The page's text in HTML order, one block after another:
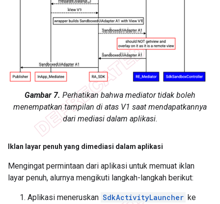
Gambar 7. Perhatikan bahwa mediator tidak boleh
menempatkan tampilan di atas V1 saat mendapatkannya
dari mediasi dalam aplikasi.
Iklan layar penuh yang dimediasi dalam aplikasi
Mengingat permintaan dari aplikasi untuk memuat iklan
layar penuh, alurnya mengikuti langkah-langkah berikut:
Aplikasi meneruskan SdkActivityLauncher ke